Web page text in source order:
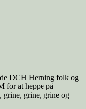
DCH Herning folk og
for at heppe på
grine, grine, grine og